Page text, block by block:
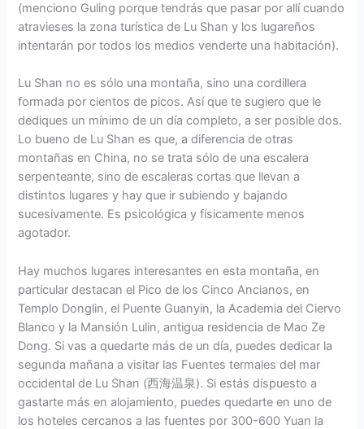
(menciono Guling porque tendrás que pasar por allí cuando
atravieses la zona turística de Lu Shan y los lugareños
intentarán por todos los medios venderte una habitación).
Lu Shan no es sólo una montaña, sino una cordillera
formada por cientos de picos. Así que te sugiero que le
dediques un mínimo de un día completo, a ser posible dos.
Lo bueno de Lu Shan es que, a diferencia de otras
montañas en China, no se trata sólo de una escalera
serpenteante, sino de escaleras cortas que llevan a
distintos lugares y hay que ir subiendo y bajando
sucesivamente. Es psicológica y físicamente menos
agotador.
Hay muchos lugares interesantes en esta montaña, en
particular destacan el Pico de los Cinco Ancianos, en
Templo Donglin, el Puente Guanyin, la Academia del Ciervo
Blanco y la Mansión Lulin, antigua residencia de Mao Ze
Dong. Si vas a quedarte más de un día, puedes dedicar la
segunda mañana a visitar las Fuentes termales del mar
occidental de Lu Shan (西海温泉). Si estás dispuesto a
gastarte más en alojamiento, puedes quedarte en uno de
los hoteles cercanos a las fuentes por 300-600 Yuan la